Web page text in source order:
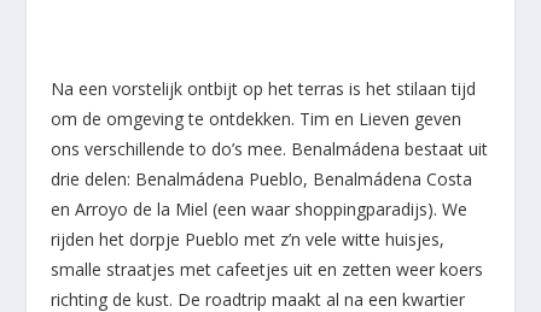
Na een vorstelijk ontbijt op het terras is het stilaan tijd
om de omgeving te ontdekken. Tim en Lieven geven
ons verschillende to do’s mee. Benalmádena bestaat uit
drie delen: Benalmádena Pueblo, Benalmádena Costa
en Arroyo de la Miel (een waar shoppingparadijs). We
rijden het dorpje Pueblo met z’n vele witte huisjes,
smalle straatjes met cafeetjes uit en zetten weer koers
richting de kust. De roadtrip maakt al na een kwartier